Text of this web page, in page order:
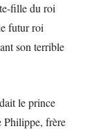
fille du roi
futur roi
son terrible
le prince
Philippe, frère